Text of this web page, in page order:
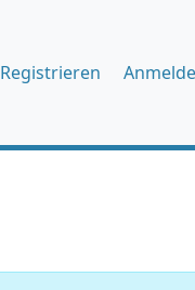
Registrieren